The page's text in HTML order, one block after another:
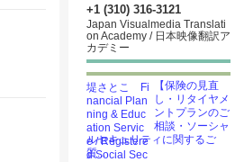
+1 (310) 316-3121
Japan Visualmedia Translati
on Academy / 日本映像翻訳ア
カデミー
【保険の見直
し・リタイヤメ
ントプランのご
相談・ソーシャ
ルセキュリティに関するご
質...